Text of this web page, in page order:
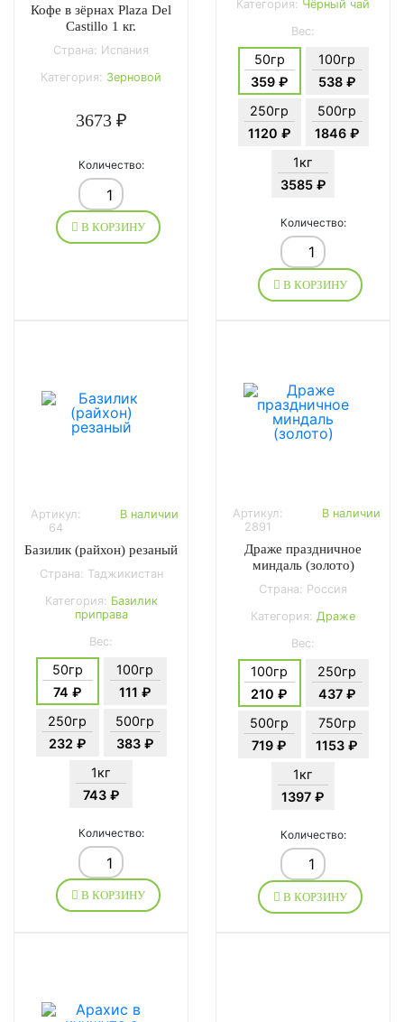
Кофе в зёрнах Plaza Del
Castillo 1 кг.
Страна: Испания
Категория: Зерновой
3673 ₽
Количество:
В КОРЗИНУ
Категория: Чёрный чай
Вес:
50гр
359 ₽
100гр
538 ₽
250гр
1120 ₽
500гр
1846 ₽
1кг
3585 ₽
Количество:
В КОРЗИНУ
Артикул:
64
В наличии
Базилик (райхон) резаный
Страна: Таджикистан
Категория: Базилик
приправа
Вес:
50гр
74 ₽
100гр
111 ₽
250гр
232 ₽
500гр
383 ₽
1кг
743 ₽
Количество:
В КОРЗИНУ
Артикул:
2891
В наличии
Драже праздничное
миндаль (золото)
Страна: Россия
Категория: Драже
Вес:
100гр
210 ₽
250гр
437 ₽
500гр
719 ₽
750гр
1153 ₽
1кг
1397 ₽
Количество:
В КОРЗИНУ